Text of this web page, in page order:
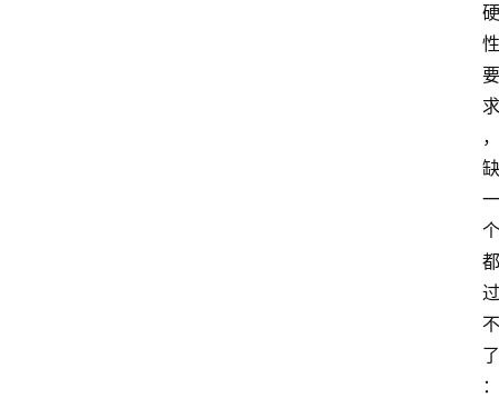
硬
性
要
求
，
缺
一
个
都
过
不
了
：